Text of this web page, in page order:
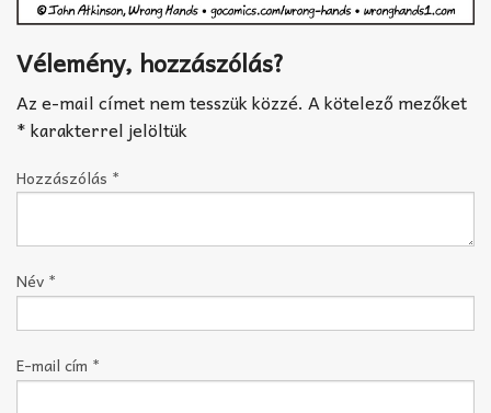
Vélemény, hozzászólás?
Az e-mail címet nem tesszük közzé. A kötelező mezőket
*karakterrel jelöltük
Hozzászólás *
Név *
E-mail cím *